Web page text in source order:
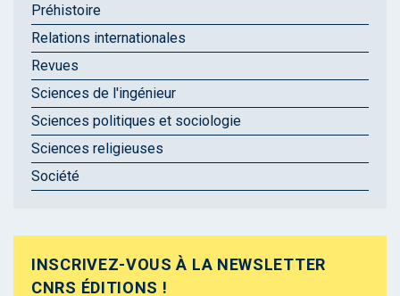
Préhistoire
Relations internationales
Revues
Sciences de l'ingénieur
Sciences politiques et sociologie
Sciences religieuses
Société
INSCRIVEZ-VOUS À LA NEWSLETTER
CNRS ÉDITIONS !